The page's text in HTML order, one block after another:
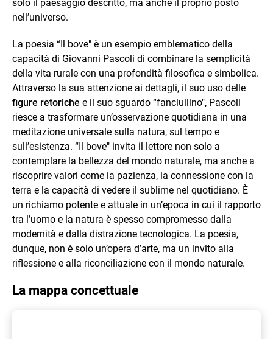
solo il paesaggio descritto, ma anche il proprio posto
nell’universo.
La poesia “Il bove" è un esempio emblematico della
capacità di Giovanni Pascoli di combinare la semplicità
della vita rurale con una profondità filosofica e simbolica.
Attraverso la sua attenzione ai dettagli, il suo uso delle
figure retoriche e il suo sguardo “fanciullino", Pascoli
riesce a trasformare un’osservazione quotidiana in una
meditazione universale sulla natura, sul tempo e
sull’esistenza. “Il bove" invita il lettore non solo a
contemplare la bellezza del mondo naturale, ma anche a
riscoprire valori come la pazienza, la connessione con la
terra e la capacità di vedere il sublime nel quotidiano. È
un richiamo potente e attuale in un’epoca in cui il rapporto
tra l’uomo e la natura è spesso compromesso dalla
modernità e dalla distrazione tecnologica. La poesia,
dunque, non è solo un’opera d’arte, ma un invito alla
riflessione e alla riconciliazione con il mondo naturale.
La mappa concettuale